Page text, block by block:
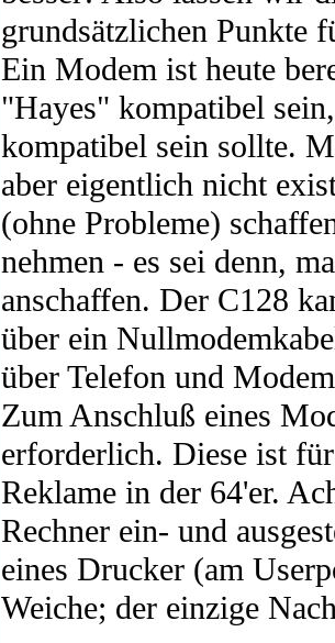
grundsätzlichen Punkte
Ein Modem ist heute
"Hayes" kompatibel
kompatibel sein sollte.
aber eigentlich nicht
(ohne Probleme)
nehmen - es sei denn,
anschaffen. Der C128
über ein
über Telefon und
Zum Anschluß eines
erforderlich. Diese ist
Reklame in der 64'er.
Rechner ein- und
eines Drucker (am
Weiche; der einzige